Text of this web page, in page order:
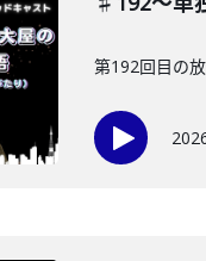
第192回目の